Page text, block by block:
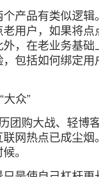
产品有类似逻
用户，如果将
，在老业务基
包括如何绑定
大众”
团购大战、轻博
网热点已成尘
。